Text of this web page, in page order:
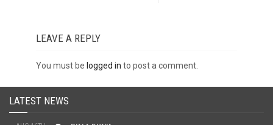
LEAVE A REPLY
You must be logged in to post a comment.
LATEST NEWS